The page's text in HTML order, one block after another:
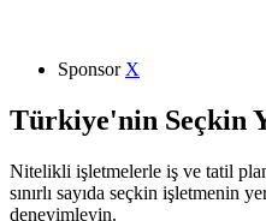
Sponsor X
Türkiye'nin Seçkin
Nitelikli işletmelerle iş ve tatil
sınırlı sayıda seçkin işletmenin
deneyimleyin.